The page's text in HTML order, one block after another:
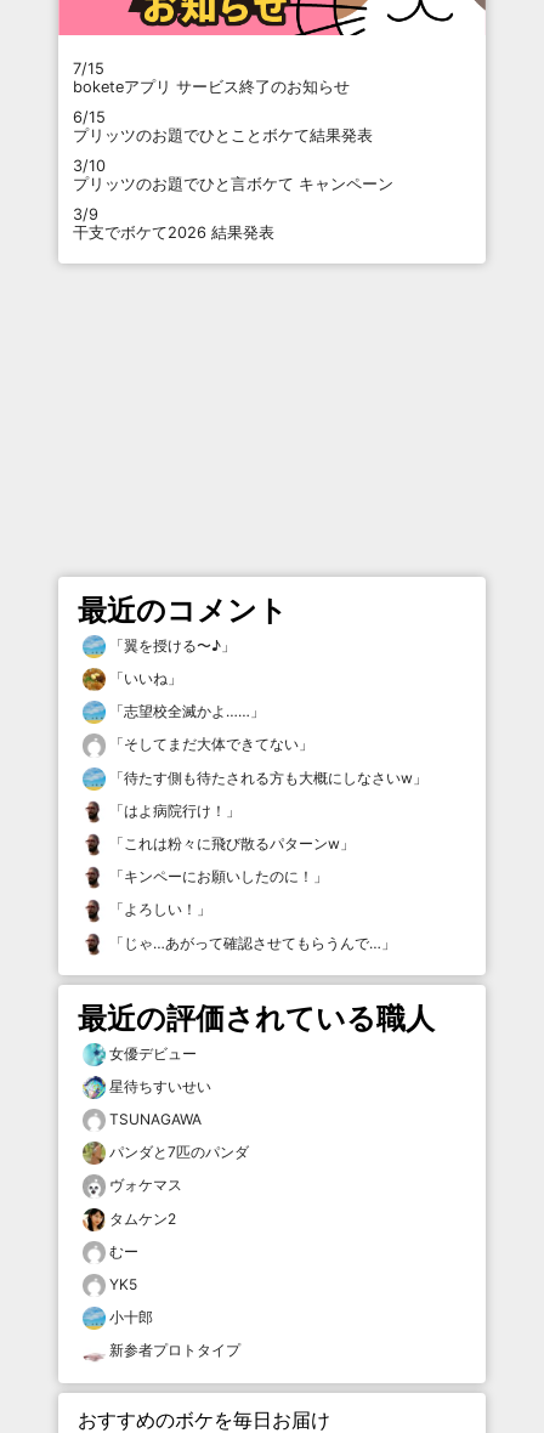
7/15
boketeアプリ サービス終了のお知らせ
6/15
プリッツのお題でひとことボケて結果発表
3/10
プリッツのお題でひと言ボケて キャンペーン
3/9
干支でボケて2026 結果発表
最近のコメント
「翼を授ける〜♪ 」
「いいね 」
「志望校全滅かよ…… 」
「そしてまだ大体できてない 」
「待たす側も待たされる方も大概にしなさいw 」
「はよ病院行け！ 」
「 これは粉々に飛び散るパターンw 」
「キンペーにお願いしたのに！ 」
「よろしい！ 」
「 じゃ…あがって確認させてもらうんで… 」
最近の評価されている職人
女優デビュー
星待ちすいせい
TSUNAGAWA
パンダと7匹のパンダ
ヴォケマス
タムケン2
むー
YK5
小十郎
新参者プロトタイプ
おすすめのボケを毎日お届け